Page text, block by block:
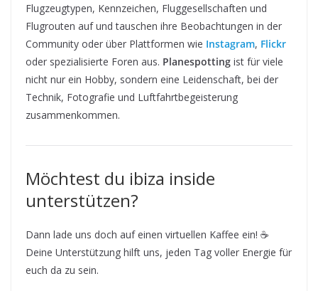
Flugzeugtypen, Kennzeichen, Fluggesellschaften und
Flugrouten auf und tauschen ihre Beobachtungen in der
Community oder über Plattformen wie Instagram, Flickr
oder spezialisierte Foren aus. Planespotting ist für viele
nicht nur ein Hobby, sondern eine Leidenschaft, bei der
Technik, Fotografie und Luftfahrtbegeisterung
zusammenkommen.
Möchtest du ibiza inside
unterstützen?
Dann lade uns doch auf einen virtuellen Kaffee ein! ☕
Deine Unterstützung hilft uns, jeden Tag voller Energie für
euch da zu sein.